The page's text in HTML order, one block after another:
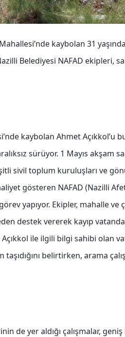
kaybolan 31
Belediyesi NAFAD ekipleri,
kaybolan Ahmet Açıkkol’u
sürüyor. 1 Mayıs akşam
sivil toplum kuruluşları ve
gösteren NAFAD (Nazilli
yapıyor. Ekipler, mahalle
destek vererek kayıp
ile ilgili bilgi sahibi olan
belirtirken, arama
de yer aldığı çalışmalar,